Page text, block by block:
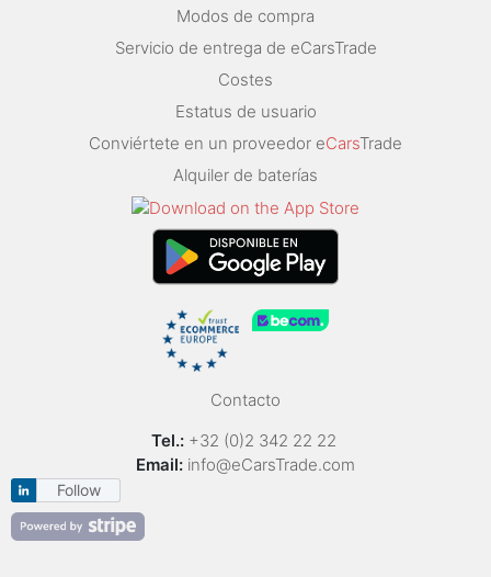
Modos de compra
Servicio de entrega de eCarsTrade
Costes
Estatus de usuario
Conviértete en un proveedor eCarsTrade
Alquiler de baterías
Contacto
Tel.: +32 (0)2 342 22 22
Email: info@eCarsTrade.com
Follow